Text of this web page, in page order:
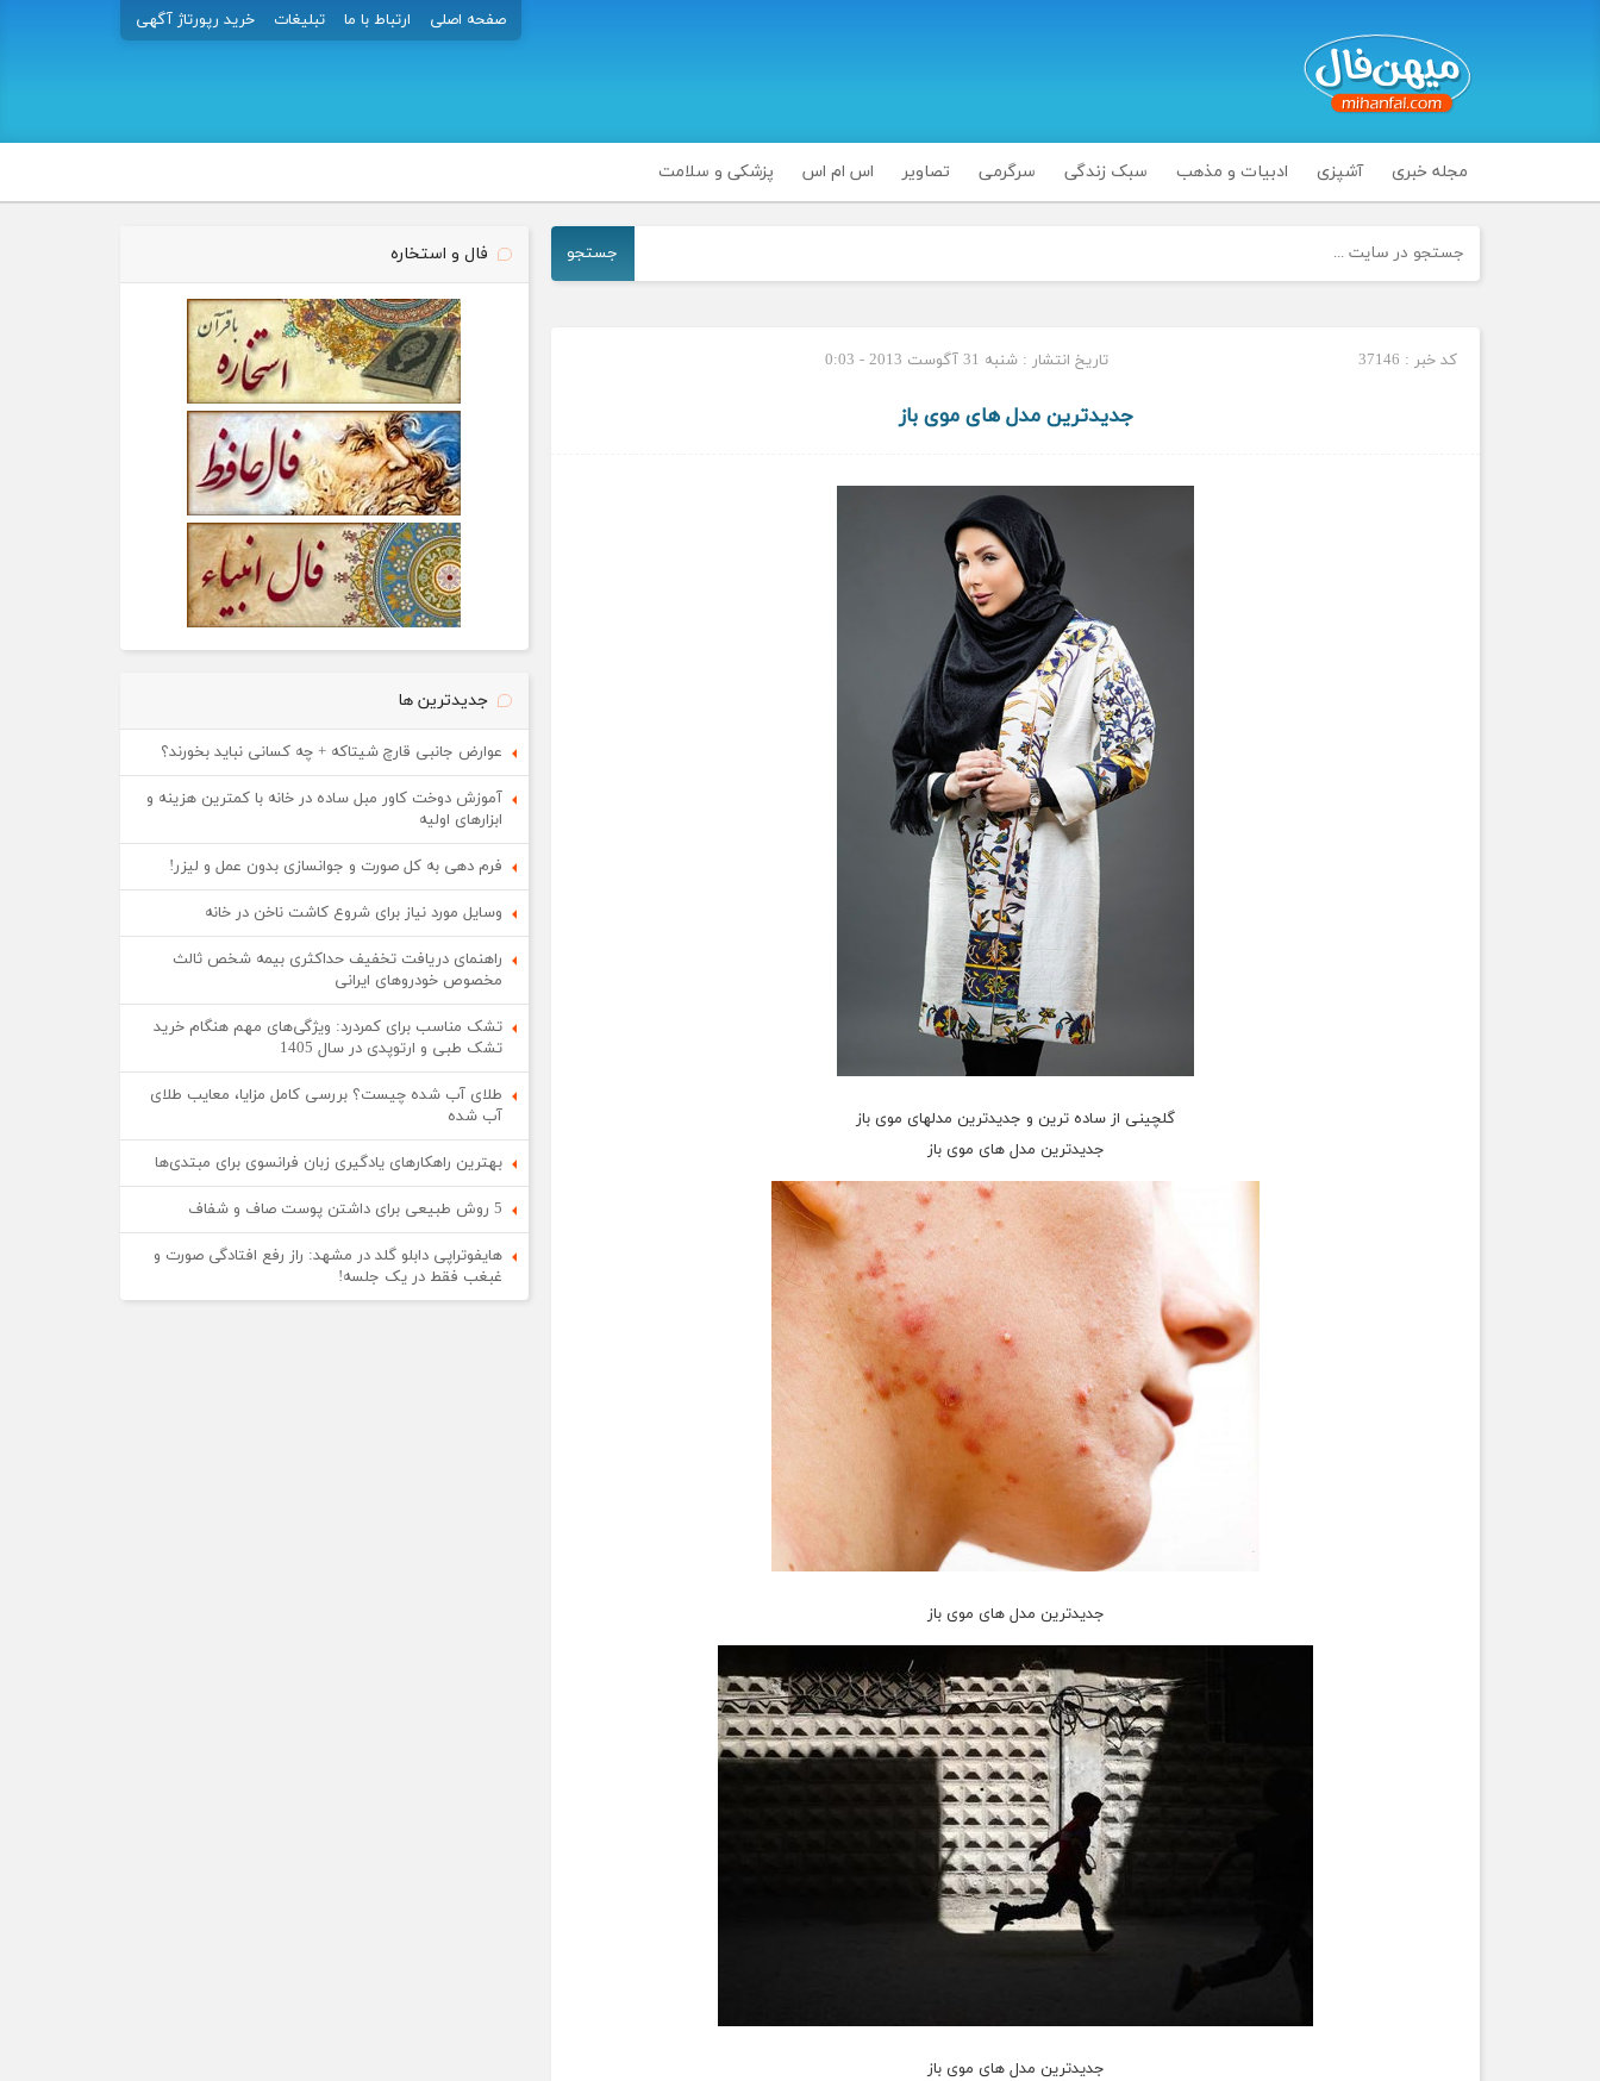
صفحه اصلی ارتباط با ما تبلیغات خرید رپورتاژ آگهی
مجله خبری آشپزی ادبیات و مذهب سبک زندگی سرگرمی تصاویر اس ام اس پزشکی و سلامت
جستجو
کد خبر : 37146 تاریخ انتشار : شنبه 31 آگوست 2013 - 0:03
جدیدترین مدل های موی باز
گلچینی از ساده ترین و جدیدترین مدلهای موی باز
جدیدترین مدل های موی باز
جدیدترین مدل های موی باز
جدیدترین مدل های موی باز
فال و استخاره
جدیدترین ها
عوارض جانبی قارچ شیتاکه + چه کسانی نباید بخورند؟
آموزش دوخت کاور مبل ساده در خانه با کمترین هزینه و
ابزارهای اولیه
فرم دهی به کل صورت و جوانسازی بدون عمل و لیزر!
وسایل مورد نیاز برای شروع کاشت ناخن در خانه
راهنمای دریافت تخفیف حداکثری بیمه شخص ثالث
مخصوص خودروهای ایرانی
تشک مناسب برای کمردرد: ویژگی‌های مهم هنگام خرید
تشک طبی و ارتوپدی در سال 1405
طلای آب شده چیست؟ بررسی کامل مزایا، معایب طلای
آب شده
بهترین راهکارهای یادگیری زبان فرانسوی برای مبتدی‌ها
5 روش طبیعی برای داشتن پوست صاف و شفاف
هایفوتراپی دابلو گلد در مشهد: راز رفع افتادگی صورت و
غبغب فقط در یک جلسه!